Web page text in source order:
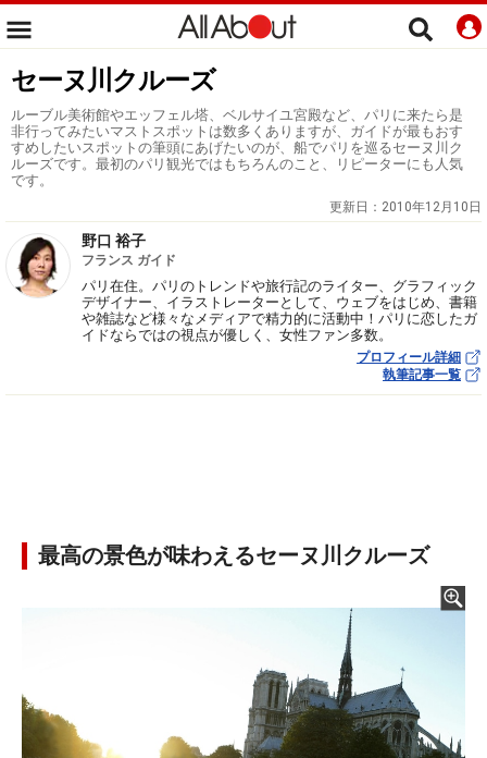
セーヌ川クルーズ
ルーブル美術館やエッフェル塔、ベルサイユ宮殿など、パリに来たら是
非行ってみたいマストスポットは数多くありますが、ガイドが最もおす
すめしたいスポットの筆頭にあげたいのが、船でパリを巡るセーヌ川ク
ルーズです。最初のパリ観光ではもちろんのこと、リピーターにも人気
です。
更新日： 2010年12月10日
野口 裕子
フランス ガイド
パリ在住。パリのトレンドや旅行記のライター、グラフィック
デザイナー、イラストレーターとして、ウェブをはじめ、書籍
や雑誌など様々なメディアで精力的に活動中！パリに恋したガ
イドならではの視点が優しく、女性ファン多数。
プロフィール詳細
執筆記事一覧
最高の景色が味わえるセーヌ川クルーズ